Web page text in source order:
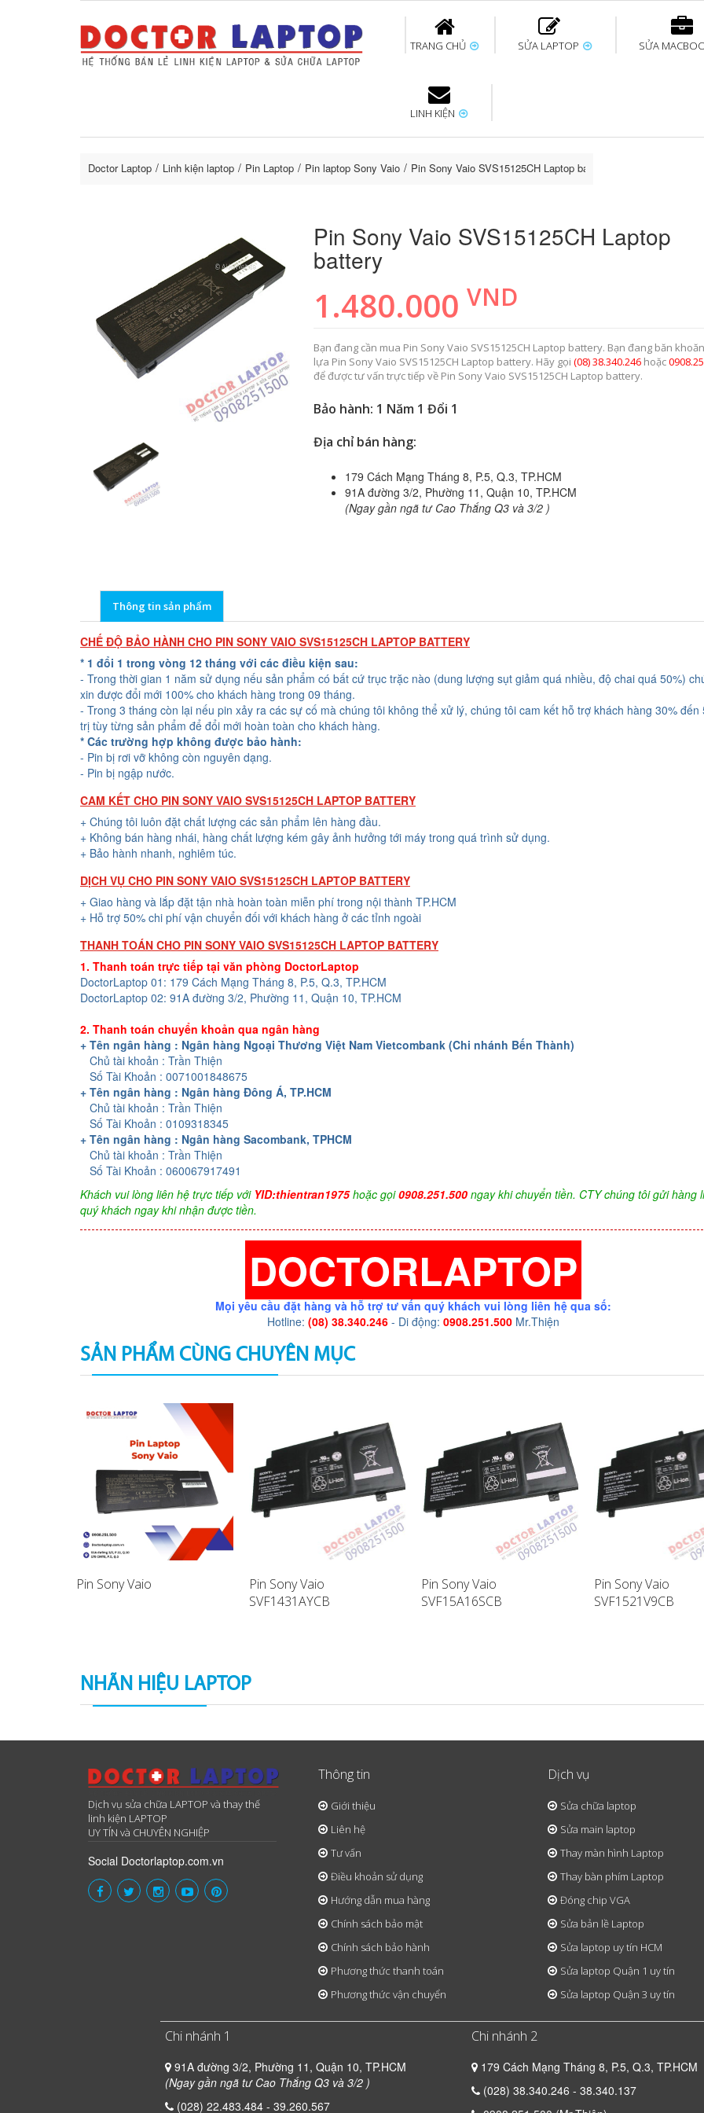
TRANG CHỦ SỬA LAPTOP
Sửa Laptop uy tín Thay bàn phím Thay màn hình Thay Pin
SỬA
Sửa Macbook uy tín Thay pin Macbook Thay màn hình
Thay pin Surface Sửa Surface không
LINH KIỆN
Doctor Laptop Linh kiện laptop Pin Laptop Pin laptop Sony Vaio Pin Sony Vaio SVS15125CH Laptop battery
Pin Sony Vaio SVS15125CH Laptop
battery
1.480.000 VND
Bạn đang cần mua Pin Sony Vaio SVS15125CH Laptop battery. Bạn đang băn
lựa Pin Sony Vaio SVS15125CH Laptop battery. Hãy gọi(08) 38.340.246 hoặc
để được tư vấn trực tiếp về Pin Sony Vaio SVS15125CH Laptop battery.
Bảo hành: 1 Năm 1 Đổi 1
Địa chỉ bán hàng:
179 Cách Mạng Tháng 8, P.5, Q.3, TP.HCM
91A đường 3/2, Phường 11, Quận 10, TP.HCM
(Ngay gần ngã tư Cao Thắng Q3 và 3/2 )
Thông tin sản phẩm
CHẾ ĐỘ BẢO HÀNH CHO PIN SONY VAIO SVS15125CH LAPTOP BATTERY
* 1 đổi 1 trong vòng 12 tháng với các điều kiện sau:
- Trong thời gian 1 năm sử dụng nếu sản phẩm có bất cứ trục trặc nào (dung lượng sụt giảm quá nhiều, độ chai quá 50%)
xin được đổi mới 100% cho khách hàng trong 09 tháng.
- Trong 3 tháng còn lại nếu pin xảy ra các sự cố mà chúng tôi không thể xử lý, chúng tôi cam kết hỗ trợ khách hàng 30% đến
trị tùy từng sản phẩm để đổi mới hoàn toàn cho khách hàng.
* Các trường hợp không được bảo hành:
- Pin bị rơi vỡ không còn nguyên dạng.
- Pin bị ngập nước.
CAM KẾT CHO PIN SONY VAIO SVS15125CH LAPTOP BATTERY
+ Chúng tôi luôn đặt chất lượng các sản phẩm lên hàng đầu.
+ Không bán hàng nhái, hàng chất lượng kém gây ảnh hưởng tới máy trong quá trình sử dụng.
+ Bảo hành nhanh, nghiêm túc.
DỊCH VỤ CHO PIN SONY VAIO SVS15125CH LAPTOP BATTERY
+ Giao hàng và lắp đặt tận nhà hoàn toàn miễn phí trong nội thành TP.HCM
+ Hỗ trợ 50% chi phí vận chuyển đối với khách hàng ở các tỉnh ngoài
THANH TOÁN CHO PIN SONY VAIO SVS15125CH LAPTOP BATTERY
1. Thanh toán trực tiếp tại văn phòng DoctorLaptop
DoctorLaptop 01: 179 Cách Mạng Tháng 8, P.5, Q.3, TP.HCM
DoctorLaptop 02: 91A đường 3/2, Phường 11, Quận 10, TP.HCM
2. Thanh toán chuyển khoản qua ngân hàng
+ Tên ngân hàng : Ngân hàng Ngoại Thương Việt Nam Vietcombank (Chi nhánh Bến Thành)
Chủ tài khoản : Trần Thiện
Số Tài Khoản : 0071001848675
+ Tên ngân hàng : Ngân hàng Đông Á, TP.HCM
Chủ tài khoản : Trần Thiện
Số Tài Khoản : 0109318345
+ Tên ngân hàng : Ngân hàng Sacombank, TPHCM
Chủ tài khoản : Trần Thiện
Số Tài Khoản : 060067917491
Khách vui lòng liên hệ trực tiếp với YID:thientran1975hoặc gọi0908.251.500 ngay khi chuyển tiền. CTY chúng tôi gửi hàng
quý khách ngay khi nhận được tiền.
DOCTORLAPTOP
Mọi yêu cầu đặt hàng và hỗ trợ tư vấn quý khách vui lòng liên hệ qua số:
Hotline: (08) 38.340.246- Di động: 0908.251.500Mr.Thiện
SẢN PHẨM CÙNG CHUYÊN MỤC
Pin Sony Vaio
Pin Sony Vaio
SVF1431AYCB
Pin Sony Vaio
SVF15A16SCB
Pin Sony Vaio
SVF1521V9CB
NHÃN HIỆU LAPTOP
Dịch vụ sửa chữa LAPTOP và thay thế
linh kiện LAPTOP
UY TÍN và CHUYÊN NGHIỆP
Social Doctorlaptop.com.vn
Thông tin
Giới thiệu
Liên hệ
Tư vấn
Điều khoản sử dụng
Hướng dẫn mua hàng
Chính sách bảo mật
Chính sách bảo hành
Phương thức thanh toán
Phương thức vận chuyển
Dịch vụ
Sửa chữa laptop
Sửa main laptop
Thay màn hình Laptop
Thay bàn phím Laptop
Đóng chip VGA
Sửa bản lề Laptop
Sửa laptop uy tín HCM
Sửa laptop Quận 1 uy tín
Sửa laptop Quận 3 uy tín
Chi nhánh 1
91A đường 3/2, Phường 11, Quận 10, TP.HCM
(Ngay gần ngã tư Cao Thắng Q3 và 3/2 )
(028) 22.483.484 - 39.260.567
Chi nhánh 2
179 Cách Mạng Tháng 8, P.5, Q.3, TP.HCM
(028) 38.340.246 - 38.340.137